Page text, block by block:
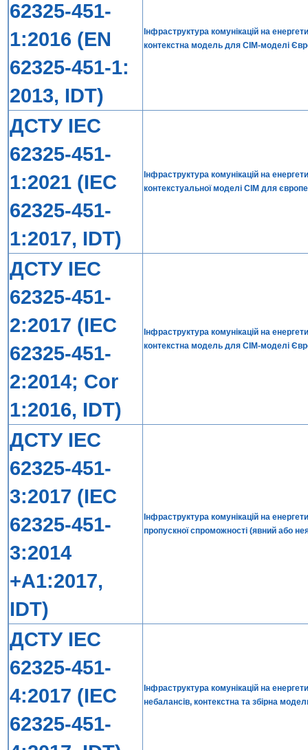
62325-451-
1:2016 (EN
62325-451-1:
2013, IDT)
Інфраструктура комунікацій на
контекстна модель для СІМ-моделі
ДСТУ IEC
62325-451-
1:2021 (IEC
62325-451-
1:2017, IDT)
Інфраструктура комунікацій на
контекстуальної моделі СІМ для
ДСТУ IEC
62325-451-
2:2017 (IEC
62325-451-
2:2014; Cor
1:2016, IDT)
Інфраструктура комунікацій на
контекстна модель для СІМ-моделі
ДСТУ IEC
62325-451-
3:2017 (IEС
62325-451-
3:2014
+А1:2017,
IDT)
Інфраструктура комунікацій на
пропускної спроможності (явний або
ДСТУ IEC
62325-451-
4:2017 (IEC
62325-451-
Інфраструктура комунікацій на
небалансів, контекстна та збірна